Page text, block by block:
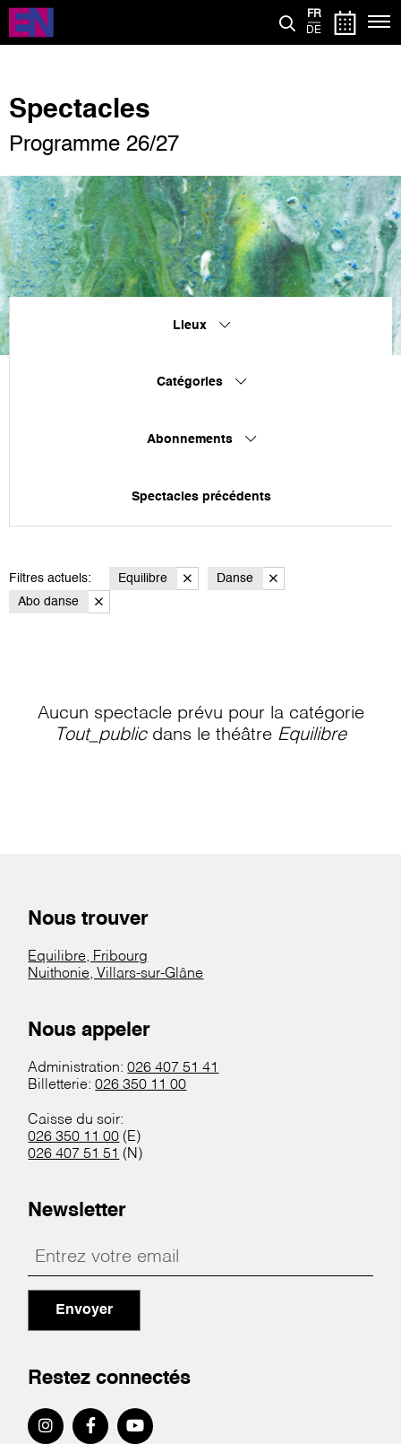
Aller
contenu
FR
DE
Spectacles
Programme 26/27
Lieux
Catégories
Abonnements
Spectacles précédents
Filtres actuels: Equilibre
Danse
Abo danse
Aucun spectacle prévu pour la catégorie
Tout_publicdans le théâtre Equilibre
Nous trouver
Equilibre, Fribourg
Nuithonie, Villars-sur-Glâne
Nous appeler
Administration:026 407 51 41
Billetterie:026 350 11 00
Caisse du soir:
026 350 11 00 (E)
026 407 51 51 (N)
Newsletter
Envoyer
Restez connectés